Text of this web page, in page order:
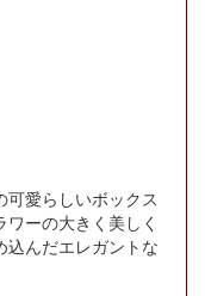
愛らしいボックス
ーの大きく美しく
込んだエレガントな